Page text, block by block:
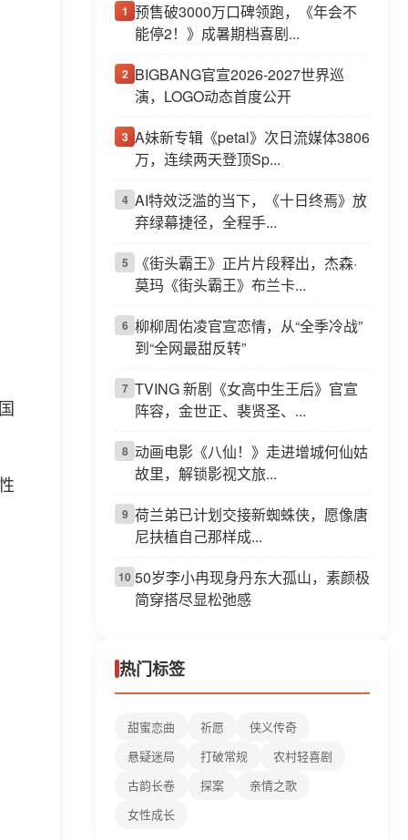
1 预售破3000万口碑领跑，《年会不
能停2！》成暑期档喜剧...
2 BIGBANG官宣2026-2027世界巡
演，LOGO动态首度公开
3 A妹新专辑《petal》次日流媒体3806
万，连续两天登顶Sp...
4 AI特效泛滥的当下，《十日终焉》放
弃绿幕捷径，全程手...
5
《街头霸王》正片片段释出，杰森·
莫玛《街头霸王》布兰卡...
6 柳柳周佑凌官宣恋情，从“全季冷战”
到“全网最甜反转”
7 TVING 新剧《女高中生王后》官宣
阵容，金世正、裴贤圣、...
8 动画电影《八仙！》走进增城何仙姑
故里，解锁影视文旅...
9 荷兰弟已计划交接新蜘蛛侠，愿像唐
尼扶植自己那样成...
10 50岁李小冉现身丹东大孤山，素颜极
简穿搭尽显松弛感
热门标签
甜蜜恋曲 祈愿
侠义传奇
悬疑迷局
打破常规
农村轻喜剧
古韵长卷
探案
亲情之歌
女性成长